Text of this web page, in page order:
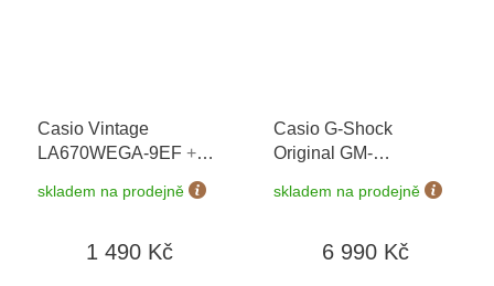
Casio Vintage
LA670WEGA-9EF +
možnost výměny do 90
dní
skladem na prodejně
1 490 Kč
Casio G-Shock
Original GM-
možnost výměny do 90
skladem na prodejně
6 990 Kč